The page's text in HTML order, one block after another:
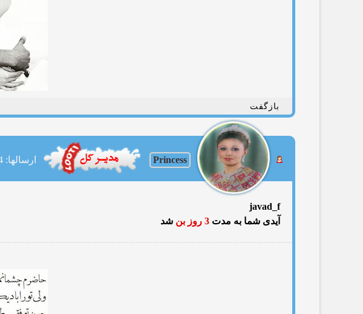
بازگفت
Princess ارسالها: 9924
javad_f
آیدی شما به مدت
شد